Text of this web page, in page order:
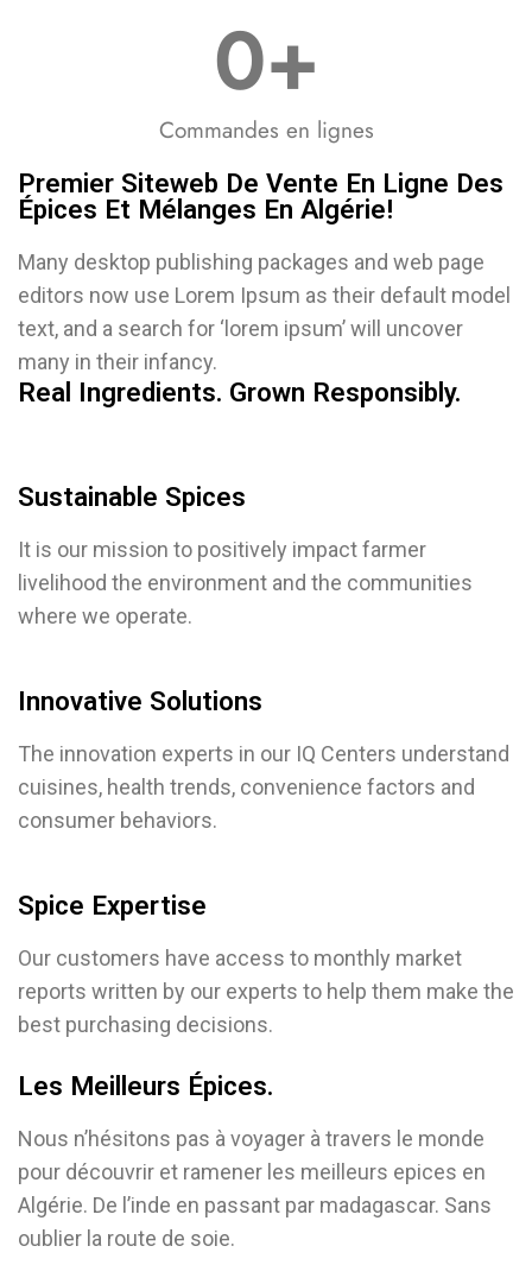
Commandes en lignes​
0+
Premier Siteweb De Vente En Ligne Des
Épices Et Mélanges En Algérie!
Many desktop publishing packages and web page
editors now use Lorem Ipsum as their default model
text, and a search for ‘lorem ipsum’ will uncover
many in their infancy.
Real Ingredients. Grown Responsibly.
Sustainable Spices
It is our mission to positively impact farmer
livelihood the environment and the communities
where we operate.
Innovative Solutions
The innovation experts in our IQ Centers understand
cuisines, health trends, convenience factors and
consumer behaviors.
Spice Expertise
Our customers have access to monthly market
reports written by our experts to help them make the
best purchasing decisions.
Les Meilleurs Épices.
Nous n’hésitons pas à voyager à travers le monde
pour découvrir et ramener les meilleurs epices en
Algérie. De l’inde en passant par madagascar. Sans
oublier la route de soie.